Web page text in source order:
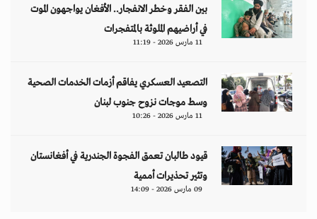
بين الفقر وخطر الانفجار.. الأفغان يواجهون الموت
في أراضيهم الملوثة بالمتفجرات
11 مارس 2026 - 11:19
التصعيد العسكري يفاقم أزمات الخدمات الصحية
وسط موجات نزوح جنوب لبنان
11 مارس 2026 - 10:26
قيود طالبان تعمق الفجوة الجندرية في أفغانستان
وتثير تحذيرات أممية
09 مارس 2026 - 14:09